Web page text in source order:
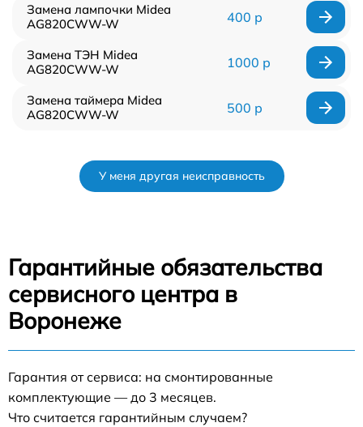
Замена лампочки Midea
AG820CWW-W
400 р
Замена ТЭН Midea
AG820CWW-W
1000 р
Замена таймера Midea
AG820CWW-W
500 р
У меня другая неисправность
Гарантийные обязательства
сервисного центра в
Воронеже
Гарантия от сервиса: на смонтированные
комплектующие — до 3 месяцев.
Что считается гарантийным случаем?